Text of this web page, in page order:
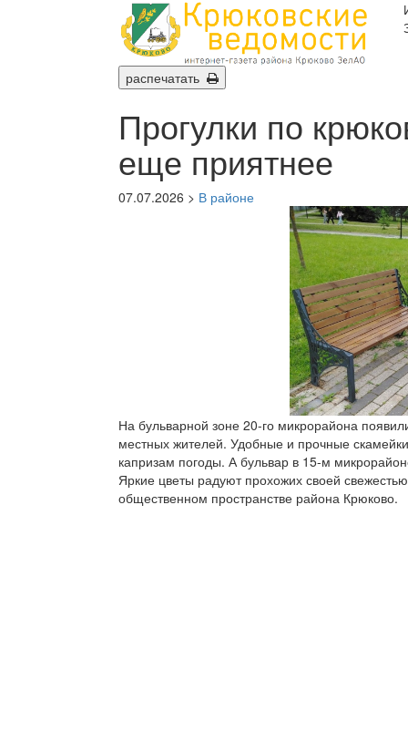
распечатать
Прогулки по
еще приятнее
07.07.2026 > В районе
На бульварной зоне 20-го микрорайона
местных жителей. Удобные и прочные
капризам погоды. А бульвар в 15-м
Яркие цветы радуют прохожих своей
общественном пространстве района Крюково.